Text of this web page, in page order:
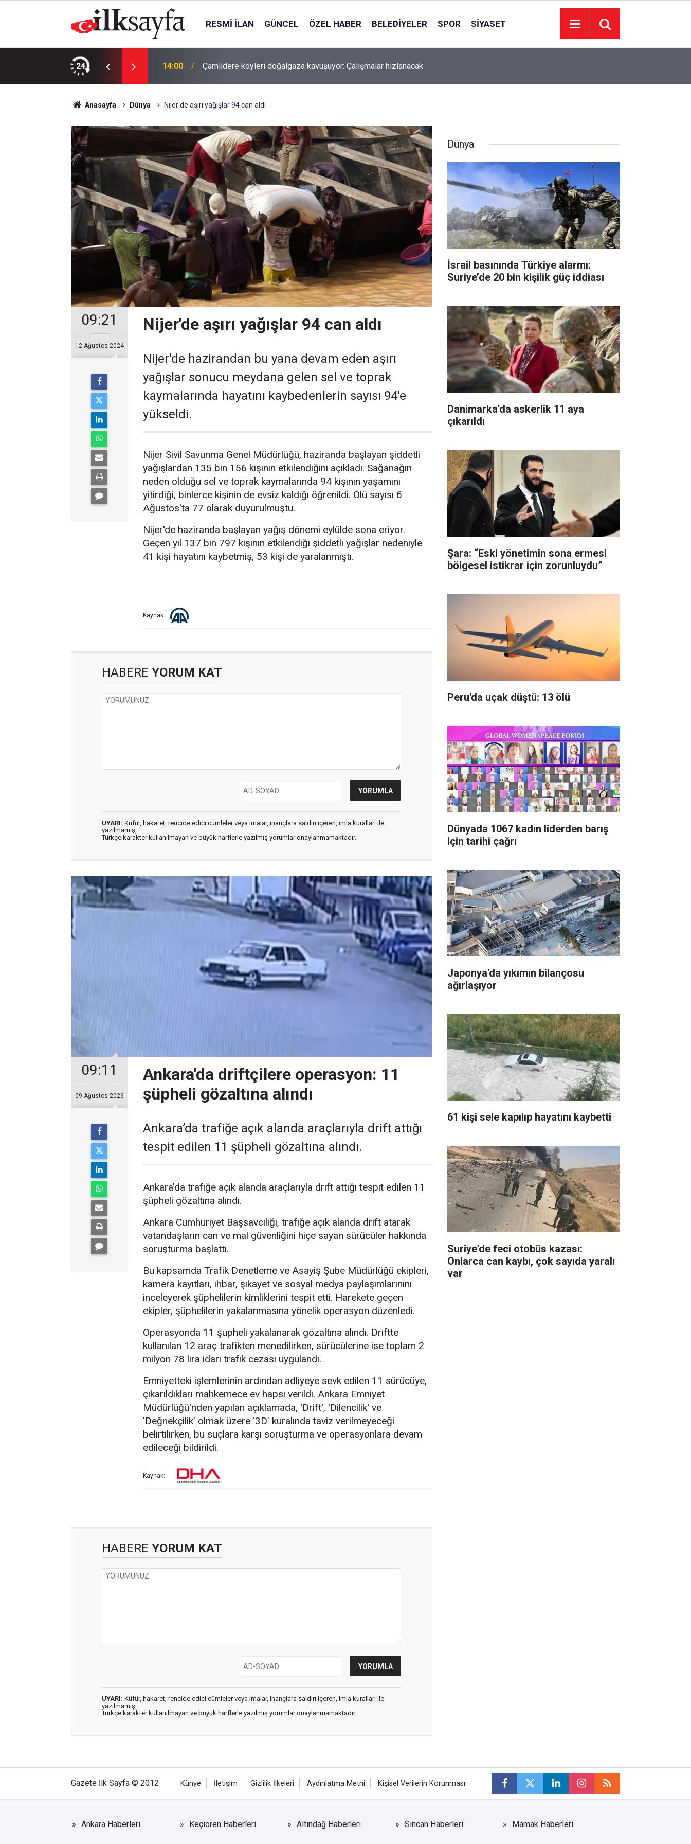
RESMI İLAN GÜNCEL ÖZEL HABER BELEDIYELER SPOR SIYASET
24
4 TIR yola çıktı 14:00 Çamlıdere köyleri doğalgaza kavuşuyor: Çalışmalar hızlanacak
Anasayfa Dünya Nijer'de aşırı yağışlar 94 can aldı
09:21
12 Ağustos 2024
Nijer'de aşırı yağışlar 94 can aldı
Nijer'de hazirandan bu yana devam eden aşırı
yağışlar sonucu meydana gelen sel ve toprak
kaymalarında hayatını kaybedenlerin sayısı 94'e
yükseldi.
Nijer Sivil Savunma Genel Müdürlüğü, haziranda başlayan şiddetli
yağışlardan 135 bin 156 kişinin etkilendiğini açıkladı. Sağanağın
neden olduğu sel ve toprak kaymalarında 94 kişinin yaşamını
yitirdiği, binlerce kişinin de evsiz kaldığı öğrenildi. Ölü sayısı 6
Ağustos'ta 77 olarak duyurulmuştu.
Nijer'de haziranda başlayan yağış dönemi eylülde sona eriyor.
Geçen yıl 137 bin 797 kişinin etkilendiği şiddetli yağışlar nedeniyle
41 kişi hayatını kaybetmiş, 53 kişi de yaralanmıştı.
Kaynak:
HABERE YORUM KAT
UYARI: Küfür, hakaret, rencide edici cümleler veya imalar, inançlara saldırı içeren, imla kuralları ile
yazılmamış,
Türkçe karakter kullanılmayan ve büyük harflerle yazılmış yorumlar onaylanmamaktadır.
09:11
09 Ağustos 2026
Ankara'da driftçilere operasyon: 11
şüpheli gözaltına alındı
Ankara’da trafiğe açık alanda araçlarıyla drift attığı
tespit edilen 11 şüpheli gözaltına alındı.
Ankara’da trafiğe açık alanda araçlarıyla drift attığı tespit edilen 11
şüpheli gözaltına alındı.
Ankara Cumhuriyet Başsavcılığı, trafiğe açık alanda drift atarak
vatandaşların can ve mal güvenliğini hiçe sayan sürücüler hakkında
soruşturma başlattı.
Bu kapsamda Trafik Denetleme ve Asayiş Şube Müdürlüğü ekipleri,
kamera kayıtları, ihbar, şikayet ve sosyal medya paylaşımlarınını
inceleyerek şüphelilerin kimliklerini tespit etti. Harekete geçen
ekipler, şüphelilerin yakalanmasına yönelik operasyon düzenledi.
Operasyonda 11 şüpheli yakalanarak gözaltına alındı. Driftte
kullanılan 12 araç trafikten menedilirken, sürücülerine ise toplam 2
milyon 78 lira idari trafik cezası uygulandı.
Emniyetteki işlemlerinin ardından adliyeye sevk edilen 11 sürücüye,
çıkarıldıkları mahkemece ev hapsi verildi. Ankara Emniyet
Müdürlüğü'nden yapılan açıklamada, ‘Drift', 'Dilencilik' ve
'Değnekçilik’ olmak üzere ‘3D’ kuralında taviz verilmeyeceği
belirtilirken, bu suçlara karşı soruşturma ve operasyonlara devam
edileceği bildirildi.
Kaynak:
HABERE YORUM KAT
UYARI: Küfür, hakaret, rencide edici cümleler veya imalar, inançlara saldırı içeren, imla kuralları ile
yazılmamış,
Türkçe karakter kullanılmayan ve büyük harflerle yazılmış yorumlar onaylanmamaktadır.
Dünya
İsrail basınında Türkiye alarmı:
Suriye’de 20 bin kişilik güç iddiası
Danimarka'da askerlik 11 aya
çıkarıldı
Şara: “Eski yönetimin sona ermesi
bölgesel istikrar için zorunluydu”
Peru'da uçak düştü: 13 ölü
Dünyada 1067 kadın liderden barış
için tarihi çağrı
Japonya'da yıkımın bilançosu
ağırlaşıyor
61 kişi sele kapılıp hayatını kaybetti
Suriye'de feci otobüs kazası:
Onlarca can kaybı, çok sayıda yaralı
var
Gazete İlk Sayfa © 2012 Künye İletişim Gizlilik İlkeleri Aydınlatma Metni Kişisel Verilerin Korunması
Ankara Haberleri Keçiören Haberleri Altındağ Haberleri Sincan Haberleri Mamak Haberleri